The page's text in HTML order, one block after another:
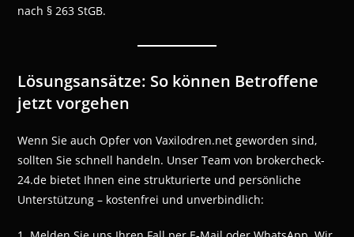
nach § 263 StGB.
Lösungsansätze: So können Betroffene
jetzt vorgehen
Wenn Sie auch Opfer von Vaxilodren.net geworden sind,
sollten Sie schnell handeln. Unser Team von brokercheck-
24.de bietet Ihnen eine strukturierte und persönliche
Unterstützung – kostenfrei und unverbindlich: